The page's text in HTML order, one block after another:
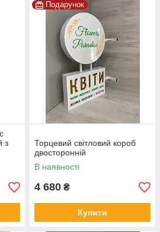
з
Подарунок
Торцевий світловий короб
двосторонній
В наявності
4 680 ₴
Купити